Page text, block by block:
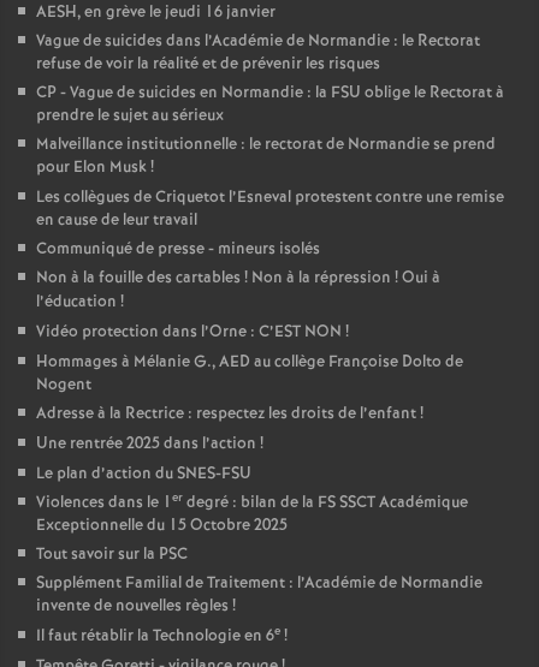
AESH, en grève le jeudi 16 janvier
Vague de suicides dans l’Académie de Normandie : le Rectorat
refuse de voir la réalité et de prévenir les risques
CP - Vague de suicides en Normandie : la FSU oblige le Rectorat à
prendre le sujet au sérieux
Malveillance institutionnelle : le rectorat de Normandie se prend
pour Elon Musk!
Les collègues de Criquetot l’Esneval protestent contre une remise
en cause de leur travail
Communiqué de presse - mineurs isolés
Non à la fouille des cartables ! Non à la répression ! Oui à
l’éducation !
Vidéo protection dans l’Orne : C’EST NON !
Hommages à Mélanie G., AED au collège Françoise Dolto de
Nogent
Adresse à la Rectrice : respectez les droits de l’enfant!
Une rentrée 2025 dans l’action !
Le plan d’action du SNES-FSU
Violences dans le 1 er degré : bilan de la FS SSCT Académique
Exceptionnelle du 15 Octobre 2025
Tout savoir sur la PSC
Supplément Familial de Traitement : l’Académie de Normandie
invente de nouvelles règles !
Il faut rétablir la Technologie en 6e !